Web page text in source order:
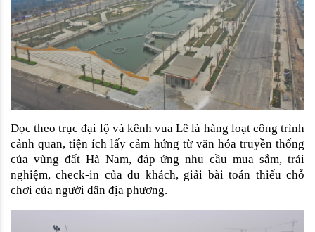
Dọc theo trục đại lộ và kênh vua Lê là hàng loạt công trình
cảnh quan, tiện ích lấy cảm hứng từ văn hóa truyền thống
của vùng đất Hà Nam, đáp ứng nhu cầu mua sắm, trải
nghiệm, check-in của du khách, giải bài toán thiếu chỗ
chơi của người dân địa phương.